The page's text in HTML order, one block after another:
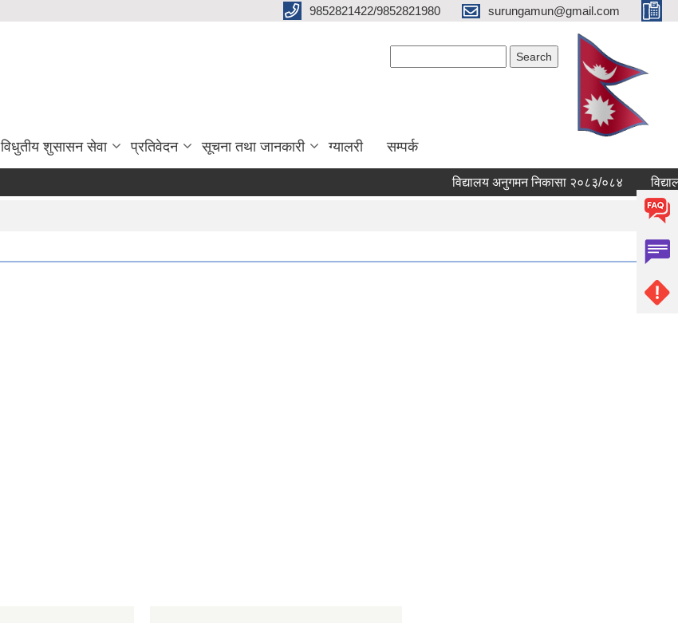
9852821422/9852821980 surungamun@gmail.com
विधुतीय शुसासन सेवा प्रतिवेदन सूचना तथा जानकारी ग्यालरी सम्पर्क
विद्यालय अनुगमन निकासा २०८३/०८४